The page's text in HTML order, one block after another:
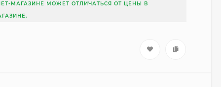
МАГАЗИНЕ МОЖЕТ ОТЛИЧАТЬСЯ ОТ ЦЕНЫ В